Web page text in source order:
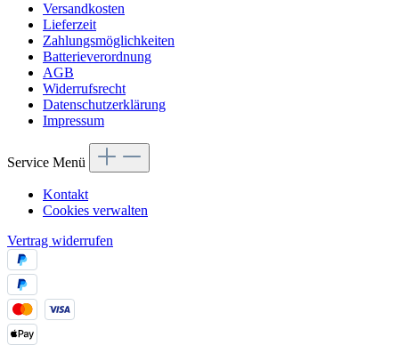
Versandkosten
Lieferzeit
Zahlungsmöglichkeiten
Batterieverordnung
AGB
Widerrufsrecht
Datenschutzerklärung
Impressum
Service Menü
Kontakt
Cookies verwalten
Vertrag widerrufen